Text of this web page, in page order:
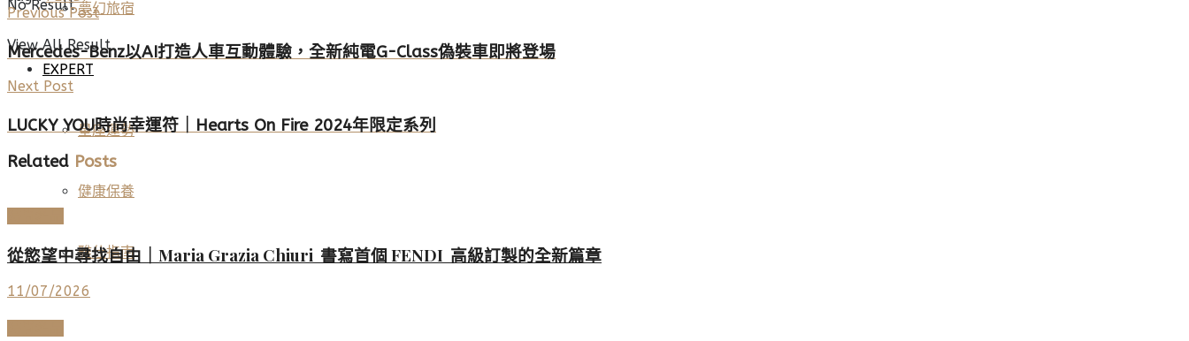
夢幻旅宿
EXPERT
星座運勢
健康保養
雅仕指南
No Result
View All Result
Previous Post
Mercedes-Benz以AI打造人車互動體驗，全新純電G-Class偽裝車即將登場
Next Post
LUCKY YOU時尚幸運符｜Hearts On Fire 2024年限定系列
Related Posts
從慾望中尋找自由｜Maria Grazia Chiuri 書寫首個 FENDI 高級訂製的全新篇章
11/07/2026